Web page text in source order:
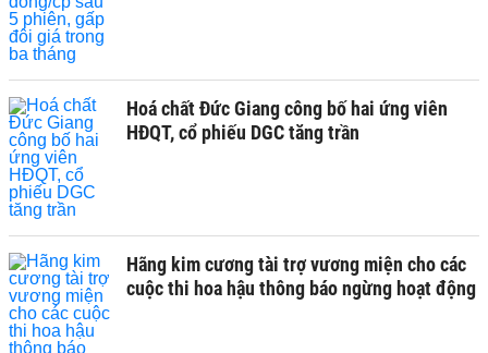
Hoá chất Đức Giang công bố hai ứng viên
HĐQT, cổ phiếu DGC tăng trần
Hãng kim cương tài trợ vương miện cho các
cuộc thi hoa hậu thông báo ngừng hoạt động